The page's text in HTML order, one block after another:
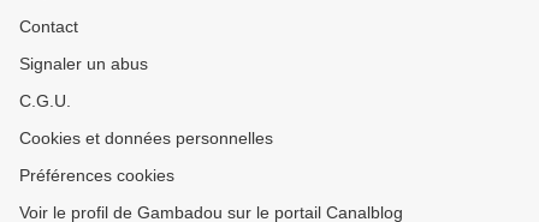
Contact
Signaler un abus
C.G.U.
Cookies et données personnelles
Préférences cookies
Voir le profil de Gambadou sur le portail Canalblog